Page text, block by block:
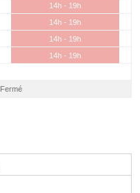
14h - 19h
14h - 19h
14h - 19h
14h - 19h
Fermé